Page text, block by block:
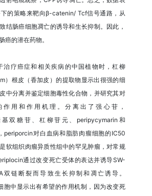
的策略来靶向β-catenin/ Tcf信号通路，从
结肠癌细胞凋亡的诱导和生长抑制。因此，
癌的潜在药物。
治疗癌症和相关疾病的中国植物时，杠柳
）根皮（香加皮）的提取物显示出很强的细
中分离并鉴定细胞毒性化合物，并研究其对
用和作用机理。分离出了强心苷，
基双糖苷、杠柳苷元、peripycymarin和
periporcin对白血病和脂肪肉瘤细胞的IC50
软组织肉瘤异质性组中的罕见肿瘤，对常规
通过改变死亡受体的表达并诱导SW-
双链断裂而导致生长抑制和凋亡诱导。
胞中显示出有希望的作用机制，因为改变死